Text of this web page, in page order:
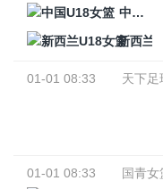
中国U18女篮
新西兰
01-01 08:33 天下足
01-01 08:33
国青女